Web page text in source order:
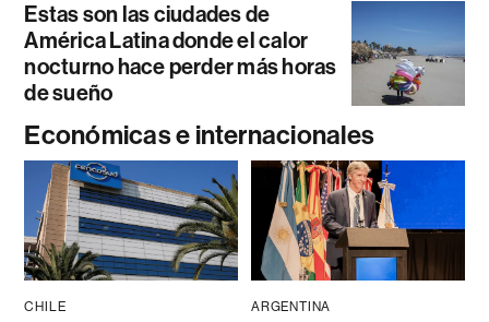
Estas son las ciudades de
América Latina donde el calor
nocturno hace perder más horas
de sueño
Económicas e internacionales
CHILE ARGENTINA